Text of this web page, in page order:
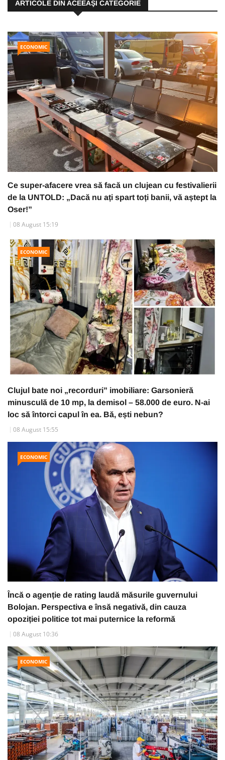
ARTICOLE DIN ACEEAŞI CATEGORIE
ECONOMIC
Ce super-afacere vrea să facă un clujean cu festivalierii
de la UNTOLD: „Dacă nu ați spart toți banii, vă aștept la
Oser!”
08 August 15:19
ECONOMIC
Clujul bate noi „recorduri” imobiliare: Garsonieră
minusculă de 10 mp, la demisol – 58.000 de euro. N-ai
loc să întorci capul în ea. Bă, ești nebun?
08 August 15:55
ECONOMIC
Încă o agenție de rating laudă măsurile guvernului
Bolojan. Perspectiva e însă negativă, din cauza
opoziției politice tot mai puternice la reformă
08 August 10:36
ECONOMIC